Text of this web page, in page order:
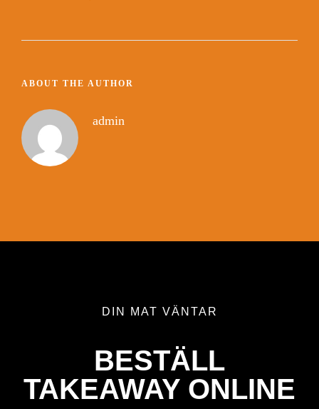
ABOUT THE AUTHOR
admin
DIN MAT VÄNTAR
BESTÄLL
TAKEAWAY ONLINE